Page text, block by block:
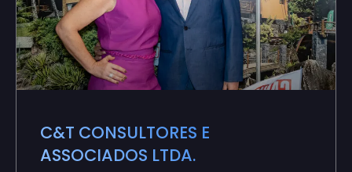
C&T CONSULTORES E
ASSOCIADOS LTDA.